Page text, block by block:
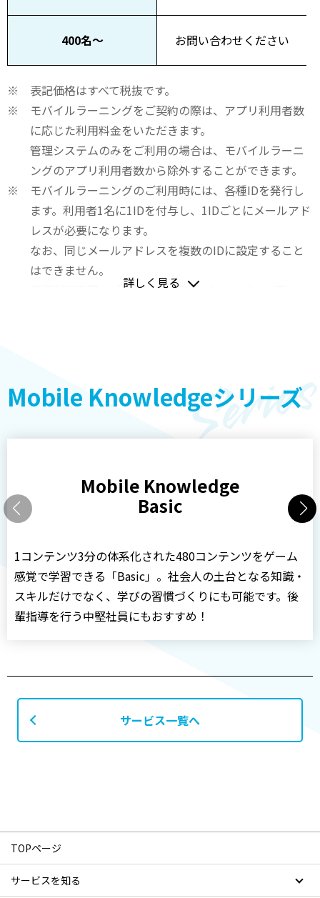
400名～ お問い合わせください
表記価格はすべて税抜です。
モバイルラーニングをご契約の際は、アプリ利用者数
に応じた利用料金をいただきます。
管理システムのみをご利用の場合は、モバイルラーニ
ングのアプリ利用者数から除外することができます。
モバイルラーニングのご利用時には、各種IDを発行し
ます。利用者1名に1IDを付与し、1IDごとにメールアド
レスが必要になります。
なお、同じメールアドレスを複数のIDに設定すること
はできません。
最短利用期間は1年間です。解約の申し出がない限り、
オリジナル教材を当社に委託希望の場合は、別途お問
い合わせ下さい。
ALL DIFFERENT サービス利用規約
詳しく見る
Mobile Knowledgeシリーズ
Mobile Knowledge
Basic
1コンテンツ3分の体系化された480コンテンツをゲーム
感覚で学習できる「Basic」。社会人の土台となる知識・
スキルだけでなく、学びの習慣づくりにも可能です。後
輩指導を行う中堅社員にもおすすめ！
サービス一覧へ
TOPページ
サービスを知る